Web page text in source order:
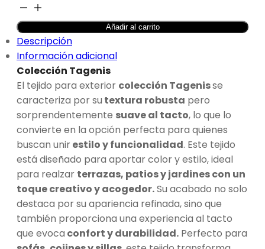
TAPICERÍA
EXTERIOR
GEOMÉTRICA
BEIGE
-
GENISTA
cantidad
Añadir al carrito
Descripción
Información adicional
Colección Tagenis
El tejido para exterior colección Tagenisse
caracteriza por su textura robusta pero
sorprendentemente suave al tacto, lo que lo
convierte en la opción perfecta para quienes
buscan unirestilo y funcionalidad. Este tejido
está diseñado para aportar color y estilo, ideal
para realzar terrazas, patios y jardines con un
toque creativo y acogedor.Su acabado no solo
destaca por su apariencia refinada, sino que
también proporciona una experiencia al tacto
que evoca confort y durabilidad. Perfecto para